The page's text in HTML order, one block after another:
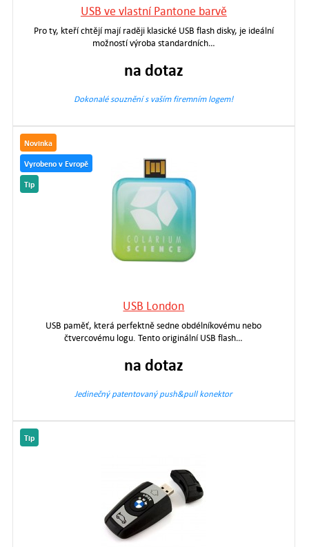
USB ve vlastní Pantone barvě
Pro ty, kteří chtějí mají raději klasické USB flash disky, je ideální
možností výroba standardních…
na dotaz
Dokonalé souznění s vaším firemním logem!
Novinka
Vyrobeno v Evropě
Tip
USB London
USB paměť, která perfektně sedne obdélníkovému nebo
čtvercovému logu. Tento originální USB flash…
na dotaz
Jedinečný patentovaný push&pull konektor
Tip